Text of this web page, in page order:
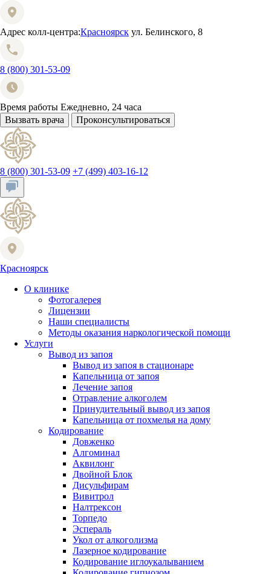
Адрес колл-центра:Красноярск ул. Белинского, 8
8 (800) 301-53-09
Время работы Ежедневно, 24 часа
Вызвать врача
Проконсультироваться
8 (800) 301-53-09 +7 (499) 403-16-12
Красноярск
О клинике
Фотогалерея
Лицензии
Наши специалисты
Методы оказания наркологической помощи
Услуги
Вывод из запоя
Вывод из запоя в стационаре
Капельница от запоя
Лечение запоя
Отравление алкоголем
Принудительный вывод из запоя
Капельница от похмелья на дому
Кодирование
Довженко
Алгоминал
Аквилонг
Двойной Блок
Дисульфирам
Вивитрол
Налтрексон
Торпедо
Эспераль
Укол от алкоголизма
Лазерное кодирование
Кодирование иглоукалыванием